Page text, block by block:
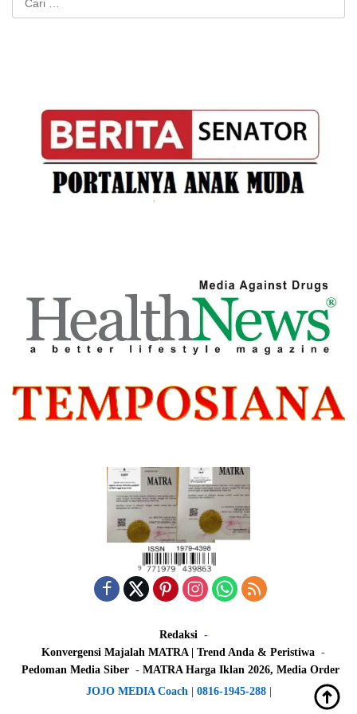
untuk:
Redaksi
Konvergensi Majalah MATRA | Trend Anda & Peristiwa
Pedoman Media Siber
MATRA Harga Iklan 2026, Media Order
JOJO MEDIA Coach | 0816-1945-288 |